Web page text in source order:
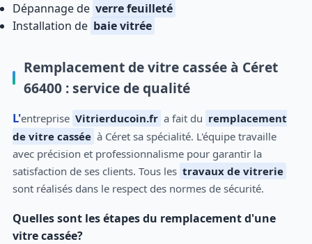
Dépannage de verre feuilleté
Installation de baie vitrée
Remplacement de vitre cassée à Céret
66400 : service de qualité
L'entreprise Vitrierducoin.fr a fait du remplacement
de vitre cassée à Céret sa spécialité. L'équipe travaille
avec précision et professionnalisme pour garantir la
satisfaction de ses clients. Tous les travaux de vitrerie
sont réalisés dans le respect des normes de sécurité.
Quelles sont les étapes du remplacement d'une
vitre cassée?